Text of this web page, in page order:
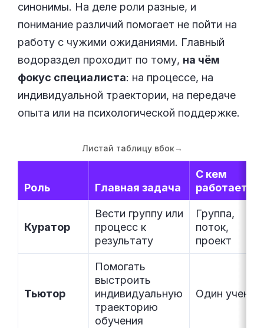
синонимы. На деле роли разные, и
понимание различий помогает не пойти на
работу с чужими ожиданиями. Главный
водораздел проходит по тому, на чём
фокус специалиста: на процессе, на
индивидуальной траектории, на передаче
опыта или на психологической поддержке.
Листай таблицу вбок→
Роль Главная задача
С кем
работает
Куратор
Вести группу или
процесс к
результату
Группа,
поток,
проект
Тьютор
Помогать
выстроить
индивидуальную
траекторию
обучения
Один ученик